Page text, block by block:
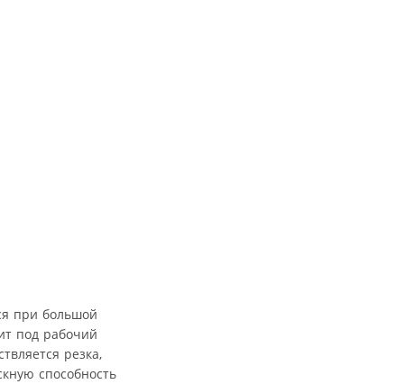
при большой
под рабочий
резка,
способность